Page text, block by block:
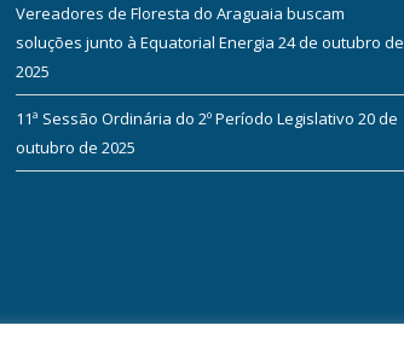
Vereadores de Floresta do Araguaia buscam
soluções junto à Equatorial Energia 24 de outubro de
2025
11ª Sessão Ordinária do 2º Período Legislativo 20 de
outubro de 2025